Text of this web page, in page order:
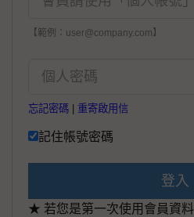
【範例：user@company.com】
忘記密碼 重寄啟用信
記住帳號密碼
登入
★ 若您是第一次使用會員資